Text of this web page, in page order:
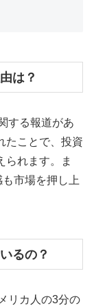
は？
する報道があ
たことで、投資
られます。ま
市場を押し上
るの？
リカ人の3分の